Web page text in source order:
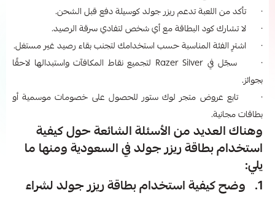
· تأكد من اللعبة تدعم ريزر جولد كوسيلة دفع قبل الشحن.
· لا تشارك كود البطاقة مع أي شخص لتفادي سرقة الرصيد.
· اشترِ الفئة المناسبة حسب استخدامك لتجنب بقاء رصيد غير مستغل.
· سجّل في Razer Silver لتجميع نقاط المكافآت واستبدالها لاحقًا
بجوائز.
· تابع عروض متجر لوك ستور للحصول على خصومات موسمية أو
بطاقات مجانية.
وهناك العديد من الأسئلة الشائعة حول كيفية
استخدام بطاقة ريزر جولد في السعودية ومنها ما
يلي:
1. وضح كيفية استخدام بطاقة ريزر جولد لشراء